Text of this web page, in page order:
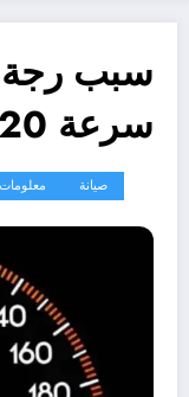
سبب رجة
سرعة 120 كم
صيانة معلومات